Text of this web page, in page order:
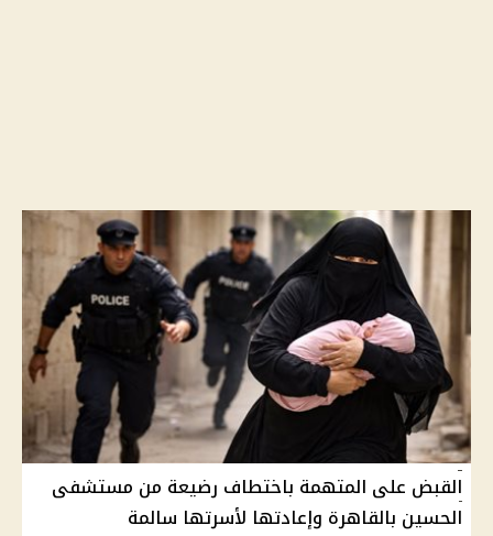
القبض على المتهمة باختطاف رضيعة من مستشفى
الحسين بالقاهرة وإعادتها لأسرتها سالمة